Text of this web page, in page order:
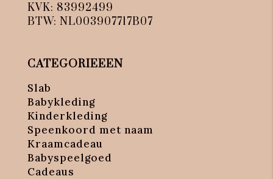
KVK: 83992499
BTW: NL003907717B07
CATEGORIEEEN
Slab
Babykleding
Kinderkleding
Speenkoord met naam
Kraamcadeau
Babyspeelgoed
Cadeaus